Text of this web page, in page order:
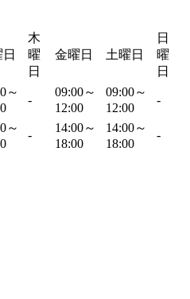
木
曜
日
金曜日 土曜日
日
曜
日
～
-
09:00～
12:00
09:00～
12:00
-
～
-
14:00～
18:00
14:00～
18:00
-